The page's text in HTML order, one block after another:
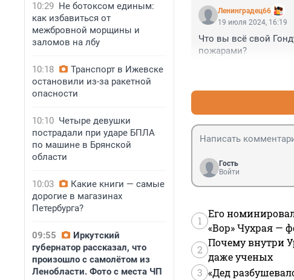
10:29 Не ботоксом единым:
как избавиться от
межбровной морщины и
заломов на лбу
10:18
Транспорт в Ижевске
остановили из-за ракетной
опасности
10:10 Четыре девушки
пострадали при ударе БПЛА
по машине в Брянской
области
10:03
Какие книги — самые
дорогие в магазинах
Петербурга?
09:55
Иркутский
губернатор рассказал, что
произошло с самолётом из
Ленобласти. Фото с места ЧП
Ленинградец66
19 июля 2024, 16:19
Что вы всё свой
пожарами?
Гость
Войти
1
Его
«Вор» Чухрая —
2
Почему внутри
даже ученых
3 «Дед